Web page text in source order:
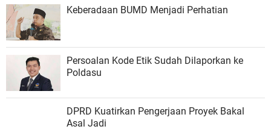
Keberadaan BUMD Menjadi Perhatian
Persoalan Kode Etik Sudah Dilaporkan ke
Poldasu
DPRD Kuatirkan Pengerjaan Proyek Bakal
Asal Jadi